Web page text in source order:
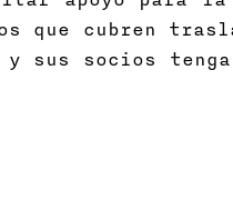
cubren
y sus socios